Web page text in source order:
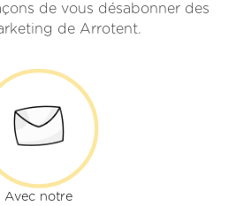
de vous désabonner des
de Arrotent.
Avec notre